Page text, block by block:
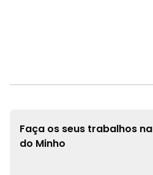
Faça os seus trabalhos na
do Minho